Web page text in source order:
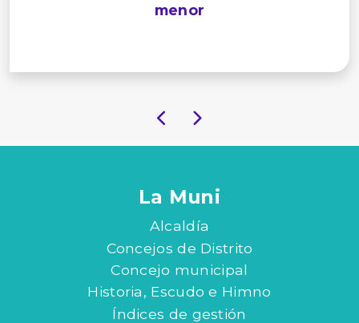
menor
La Muni
Alcaldía
Concejos de Distrito
Concejo municipal
Historia, Escudo e Himno
Índices de gestión